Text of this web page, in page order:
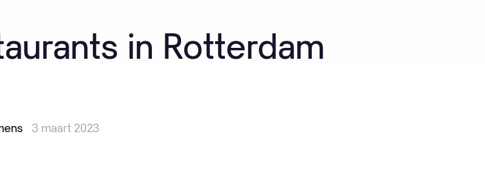
in Rotterdam
3 maart 2023